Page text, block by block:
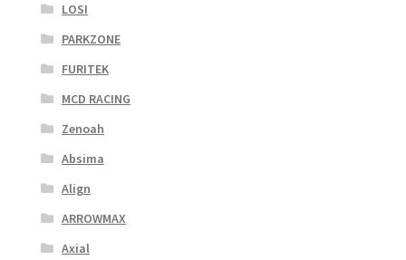
LOSI
PARKZONE
FURITEK
MCD RACING
Zenoah
Absima
Align
ARROWMAX
Axial